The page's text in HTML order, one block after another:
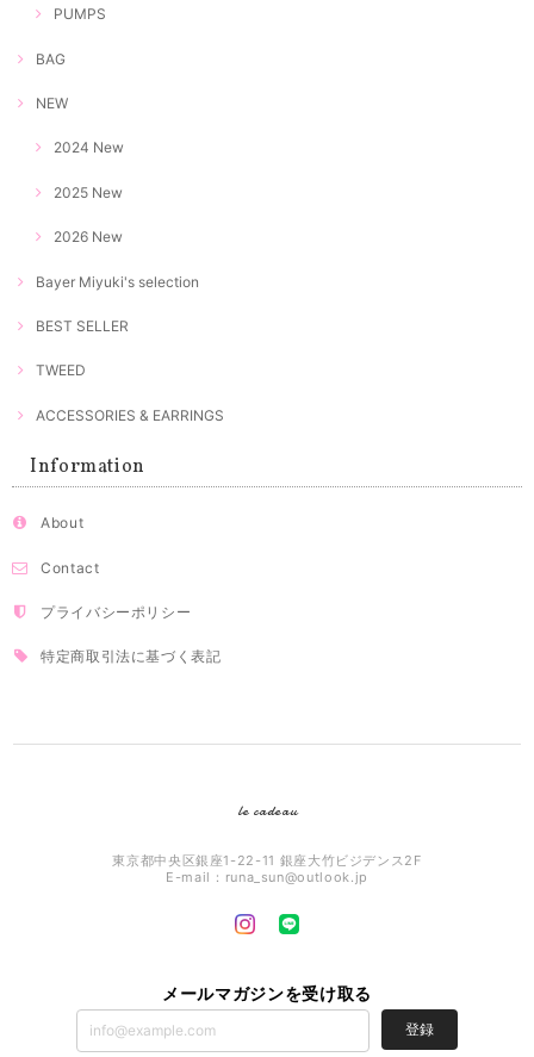
PUMPS
BAG
NEW
2024 New
2025 New
2026 New
Bayer Miyuki's selection
BEST SELLER
TWEED
ACCESSORIES & EARRINGS
Information
About
Contact
プライバシーポリシー
特定商取引法に基づく表記
le cadeau
東京都中央区銀座1-22-11 銀座大竹ビジデンス2F
E-mail： runa_sun@outlook.jp
メールマガジンを受け取る
登録